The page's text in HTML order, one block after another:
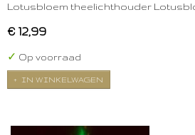
Lotusbloem theelichthouder
€ 12,99
✓ Op voorraad
IN WINKELWAGEN